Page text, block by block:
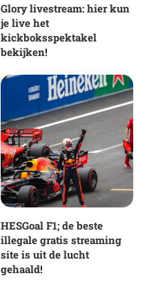
Glory livestream: hier kun
je live het
kickboksspektakel
bekijken!
HESGoal F1; de beste
illegale gratis streaming
site is uit de lucht
gehaald!